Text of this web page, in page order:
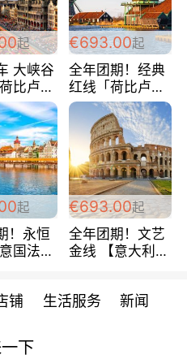
起
大峡谷
比卢德
下 经
日游
€693.00起
全年团期！经典
红线「荷比卢德
法」七天循环 五
国 仅售99欧/人/
天！巴黎上下！
包拼房~
起
！永恒
国法
~包拼房
€693.00起
全年团期！文艺
金线 【意大利一
每周铁发！
铺 生活服务 新闻
下